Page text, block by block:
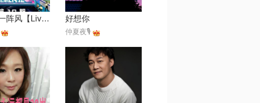
遗憾是一阵风【Live】 好想你
仲夏夜🎙